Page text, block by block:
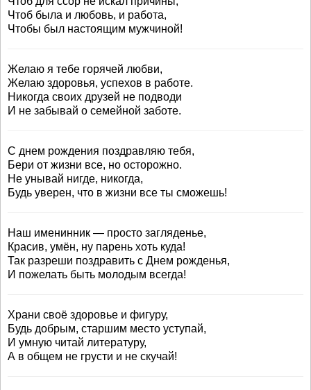
Чтоб была и любовь, и работа,
Чтобы был настоящим мужчиной!
Желаю я тебе горячей любви,
Желаю здоровья, успехов в работе.
Никогда своих друзей не подводи
И не забывай о семейной заботе.
С днем рождения поздравляю тебя,
Бери от жизни все, но осторожно.
Не унывай нигде, никогда,
Будь уверен, что в жизни все ты сможешь!
Наш именинник — просто загляденье,
Красив, умён, ну парень хоть куда!
Так разреши поздравить с Днем рожденья,
И пожелать быть молодым всегда!
Храни своё здоровье и фигуру,
Будь добрым, старшим место уступай,
И умную читай литературу,
А в общем не грусти и не скучай!